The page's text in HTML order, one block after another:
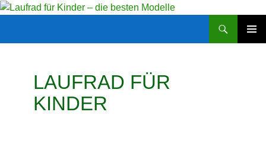
Zum
Laufrad für Kinder – die besten Modelle
LAUFRAD FÜR
KINDER